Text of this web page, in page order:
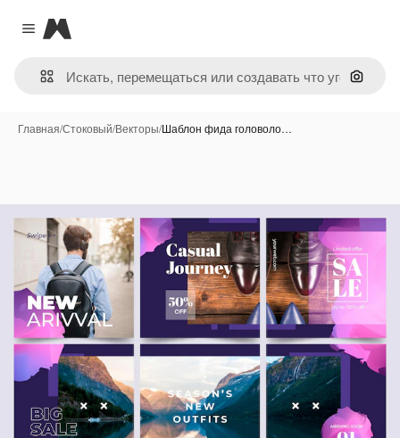
Close menu
Magnific
Поиск
Главная/Стоковый/Векторы/Шаблон фида головоло…